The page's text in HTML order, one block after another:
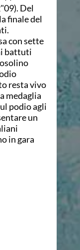
Del
finale del
con sette
battuti
resta vivo
medaglia
podio agli
un
in gara